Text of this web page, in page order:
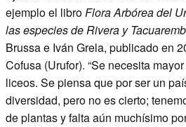
ejemplo el libroFlora Arbórea del
las especies de Rivera y
Brussa e Iván Grela, publicado en
Cofusa (Urufor). “Se necesita
liceos. Se piensa que por ser un
diversidad, pero no es cierto;
de plantas y falta aún muchísimo